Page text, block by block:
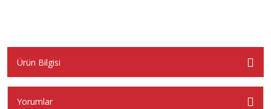
Ürün Bilgisi
Yorumlar